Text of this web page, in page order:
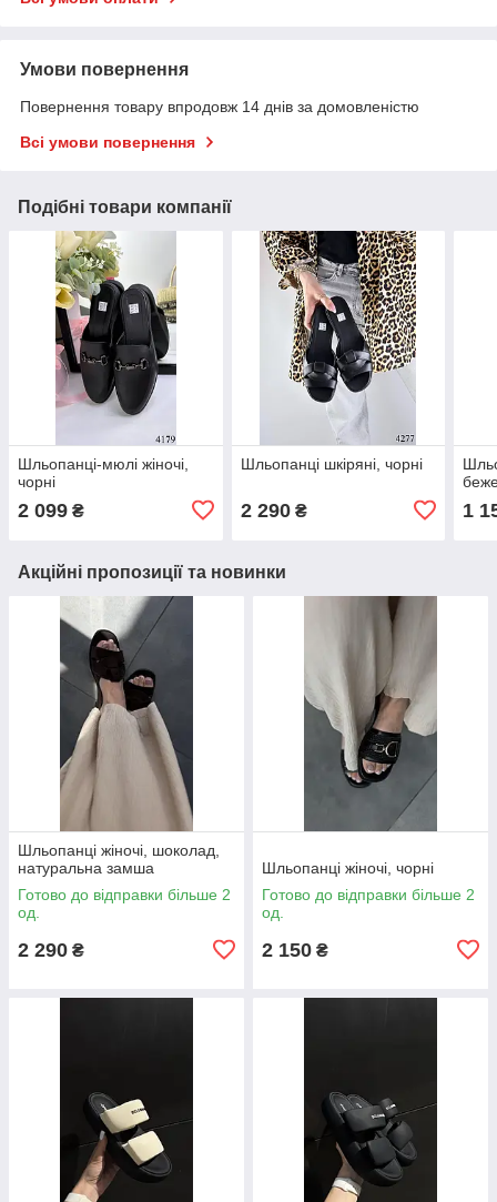
Умови повернення
Повернення товару впродовж 14 днів за домовленістю
Всі умови повернення
Подібні товари компанії
Шльопанці-мюлі жіночі,
чорні
2 099 ₴
Шльопанці шкіряні, чорні
2 290₴ 1
Акційні пропозиції та новинки
Шльопанці жіночі, шоколад,
натуральна замша
Готово до відправки більше 2
од.
2 290 ₴
Шльопанці жіночі, чорні
Готово до відправки більше 2
од.
2 150 ₴